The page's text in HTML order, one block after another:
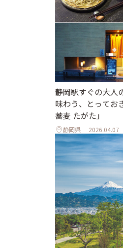
静岡駅すぐの大人
味わう、とってお
蕎麦 たがた」
静岡県 2026.04.07